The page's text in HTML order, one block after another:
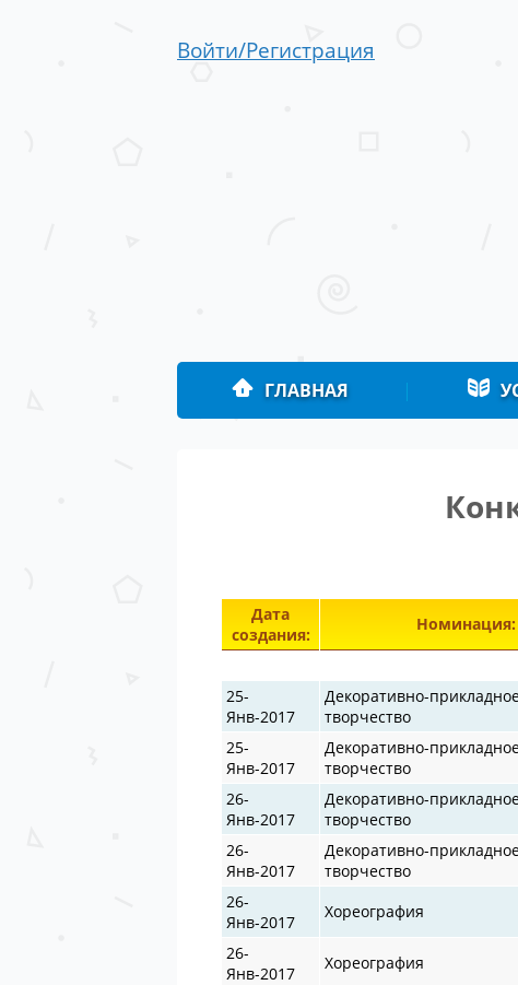
Войти/Регистрация
ГЛАВНАЯ |
Дата
создания:
Номинация:
25-
Янв-2017
Декоративно-
творчество
25-
Янв-2017
Декоративно-
творчество
26-
Янв-2017
Декоративно-
творчество
26-
Янв-2017
Декоративно-
творчество
26-
Янв-2017
Хореография
26-
Янв-2017
Хореография